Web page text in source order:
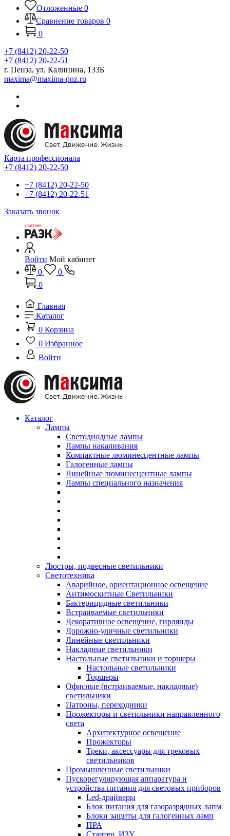
Отложенные 0
Сравнение товаров 0
0
+7 (8412) 20-22-50
+7 (8412) 20-22-51
г. Пенза, ул. Калинина, 133Б
maxima@maxima-pnz.ru
Карта профессионала
+7 (8412) 20-22-50
+7 (8412) 20-22-50
+7 (8412) 20-22-51
Заказать звонок
Войти Мой кабинет
0
0
0
Главная
Каталог
0 Корзина
0 Избранное
Войти
Каталог
Лампы
Светодиодные лампы
Лампы накаливания
Компактные люминесцентные лампы
Галогенные лампы
Линейные люминесцентные лампы
Лампы специального назначения
Люстры, подвесные светильники
Светотехника
Аварийное, ориентационное освещение
Антимоскитные Светильники
Бактерицидные светильники
Встраиваемые светильники
Декоративное освещение, гирлянды
Дорожно-уличные светильники
Линейные светильники
Накладные светильники
Настольные светильники и торшеры
Настольные светильники
Торшеры
Офисные (встраиваемые, накладные)
светильники
Патроны, переходники
Прожекторы и светильники направленного
света
Архитектурное освещение
Прожекторы
Треки, аксессуары для трековых
светильников
Промышленные светильники
Пускорегулирующая аппаратура и
устройства питания для световых приборов
Led-драйверы
Блок питания для газоразрядных лапм
Блоки защиты для галогенных ламп
ПРА
Стартер, ИЗУ